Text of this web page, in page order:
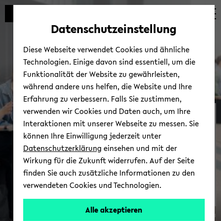
Automatische
vermeiden
zum
wechseln
zum
wechseln
zum
wechseln
NEOLAiA an der
Universität­ Bielefeld
© Uni­ver­si­tät Bie­le­feld
Datenschutzeinstellung
Diese Webseite verwendet Cookies und ähnliche
Technologien. Einige davon sind essentiell, um die
Funktionalität der Website zu gewährleisten,
während andere uns helfen, die Website und Ihre
Erfahrung zu verbessern. Falls Sie zustimmen,
verwenden wir Cookies und Daten auch, um Ihre
Interaktionen mit unserer Webseite zu messen. Sie
können Ihre Einwilligung jederzeit unter
Datenschutzerklärung einsehen und mit der
Wirkung für die Zukunft widerrufen. Auf der Seite
finden Sie auch zusätzliche Informationen zu den
verwendeten Cookies und Technologien.
Alle akzeptieren